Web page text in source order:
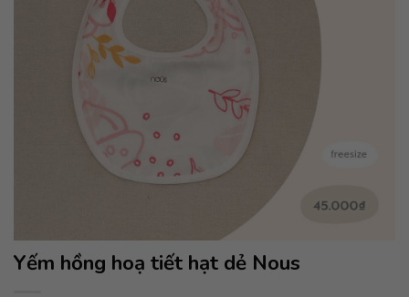
Yếm hồng hoạ tiết hạt dẻ Nous